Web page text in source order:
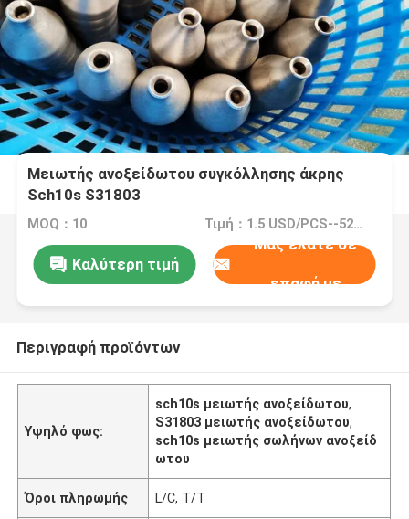
Μειωτής ανοξείδωτου συγκόλλησης άκρης
Sch10s S31803
MOQ：10 Τιμή：1.5 USD/PCS--5280/PCS
Καλύτερη τιμή
Μας ελάτε σε
επαφή με
Περιγραφή προϊόντων
Υψηλό φως:
sch10s μειωτής ανοξείδωτου,
S31803 μειωτής ανοξείδωτου,
sch10s μειωτής σωλήνων ανοξείδ
ωτου
Όροι πληρωμής L/C, T/T